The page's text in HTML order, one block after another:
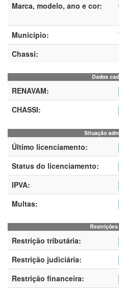
Marca, modelo, ano e cor:
Município:
Chassi:
Dados
RENAVAM:
CHASSI:
Situação
Último licenciamento:
Status do licenciamento:
IPVA:
Multas:
Restrições
Restrição tributária:
Restrição judiciária:
Restrição financeira: